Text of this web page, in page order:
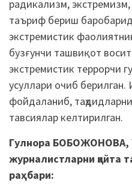
радикализм,
таъриф бериш
экстремистик
бузғунчи ташвиқот
экстремистик террорчи
усуллари очиб берилган.
фойдаланиб,
тавсиялар келтирилган.
Гулнора БОБОЖОНОВА,
журналистларни қайта
раҳбари: